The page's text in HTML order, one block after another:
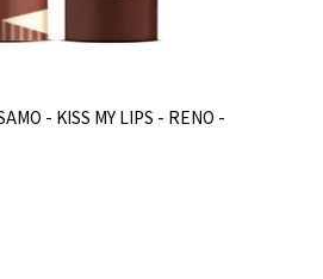
- KISS MY LIPS - RENO -